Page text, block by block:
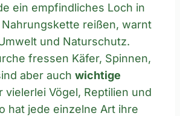
ein empfindliches Loch in
reißen, warnt
und Naturschutz.
fressen Käfer, Spinnen,
aber auch wichtige
vielerlei Vögel, Reptilien und
hat jede einzelne Art ihre